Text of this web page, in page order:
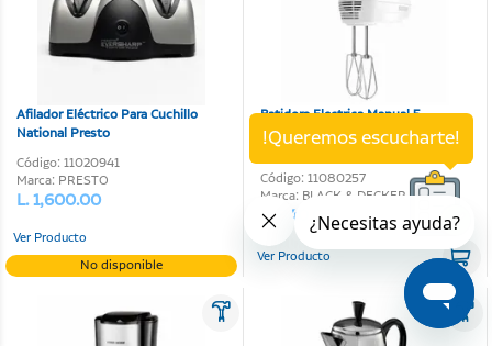
Afilador Eléctrico Para Cuchillo
National Presto
Código: 11020941
Marca: PRESTO
L. 1,600.00
Ver Producto
No disponible
Batidora Electrica Manual 5-
Velocidades Black & Decker 120V
1500W
Código: 11080257
Marca: BLACK & DECKER
L. 840.00
Ver Producto
!Queremos escucharte!